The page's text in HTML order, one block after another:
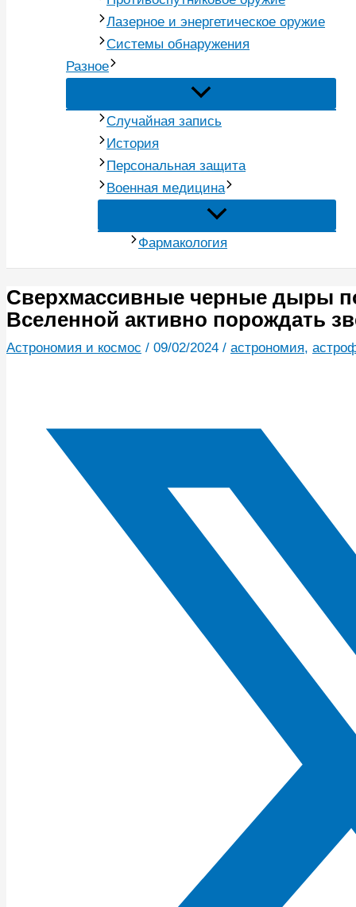
Лазерное и энергетическое оружие
Системы обнаружения
Разное
Случайная запись
История
Персональная защита
Военная медицина
Фармакология
Сверхмассивные черные дыры
Вселенной активно порождать
Астрономия и космос / 09/02/2024 / астрономия,